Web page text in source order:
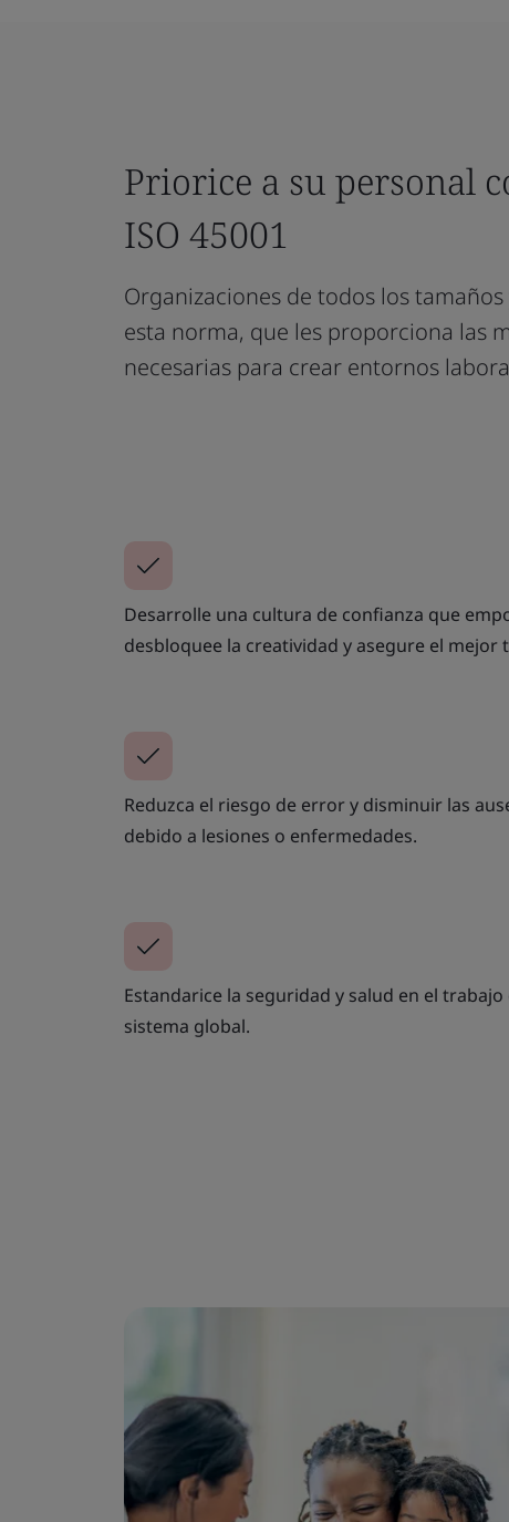
Priorice a su personal
ISO 45001
Organizaciones de todos los
esta norma, que les proporciona las
necesarias para crear entornos
Desarrolle una cultura de confianza que
desbloquee la creatividad y asegure el mejor
Reduzca el riesgo de error y disminuir las
debido a lesiones o enfermedades.
Estandarice la seguridad y salud en el
sistema global.